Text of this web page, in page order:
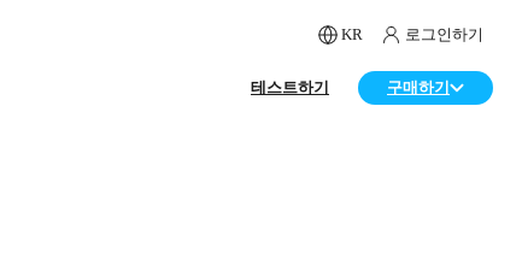
KR 로그인하기
테스트하기 구매하기